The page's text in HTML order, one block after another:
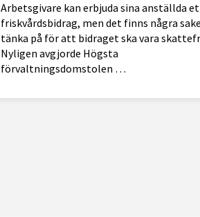
Arbetsgivare kan erbjuda sina anställda
friskvårdsbidrag, men det finns några
tänka på för att bidraget ska vara
Nyligen avgjorde Högsta
förvaltningsdomstolen …